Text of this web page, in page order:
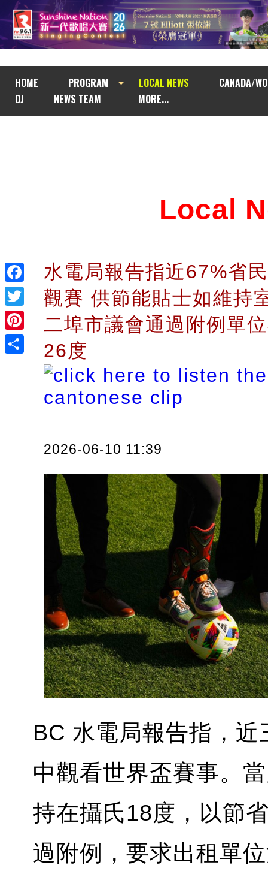
HOME PROGRAM LOCAL NEWS
CANADA/
DJ
NEWS TEAM MORE...
Facebook
Twitter
Pinterest
Local
水電局報告指近67%省
觀賽 供節能貼士如維持
二埠市議會通過附例單
26度
2026-06-10 11:39
BC 水電局報告指，
中觀看世界盃賽事。
持在攝氏18度，以節
過附例，要求出租單